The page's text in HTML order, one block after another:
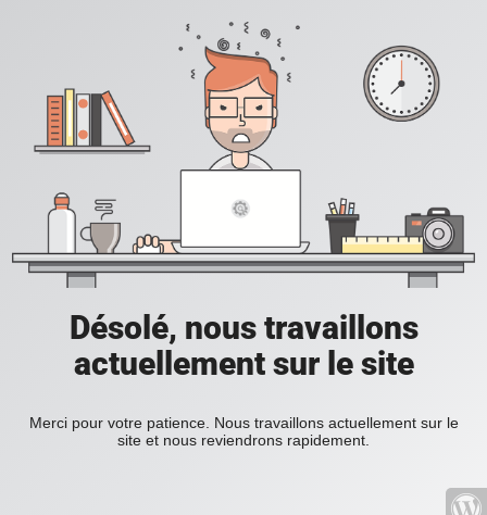
Désolé, nous travaillons
actuellement sur le site
Merci pour votre patience. Nous travaillons actuellement sur le
site et nous reviendrons rapidement.